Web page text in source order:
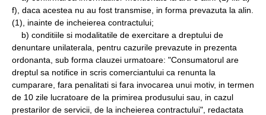
f), daca acestea nu au fost transmise, in forma prevazuta la alin.
(1), inainte de incheierea contractului;
b) conditiile si modalitatile de exercitare a dreptului de
denuntare unilaterala, pentru cazurile prevazute in prezenta
ordonanta, sub forma clauzei urmatoare: "Consumatorul are
dreptul sa notifice in scris comerciantului ca renunta la
cumparare, fara penalitati si fara invocarea unui motiv, in termen
de 10 zile lucratoare de la primirea produsului sau, in cazul
prestarilor de servicii, de la incheierea contractului", redactata